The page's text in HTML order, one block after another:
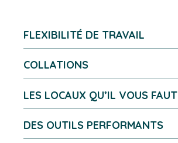
FLEXIBILITÉ DE TRAVAIL
COLLATIONS
LES LOCAUX QU’IL VOUS FAUT
DES OUTILS PERFORMANTS